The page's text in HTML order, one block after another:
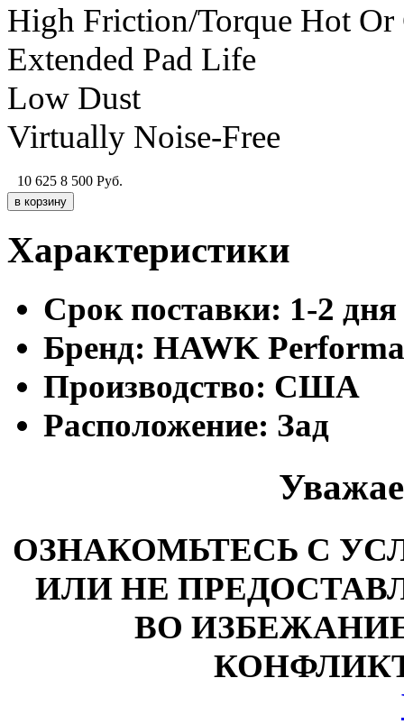
High Friction/Torque Hot Or
Extended Pad Life
Low Dust
Virtually Noise-Free
10 625 8 500 Руб.
Характеристики
Cрок поставки: 1-2 дня
Бренд: HAWK
Производство: США
Расположение: Зад
ОЗНАКОМЬТЕСЬ С
ИЛИ НЕ
ВО